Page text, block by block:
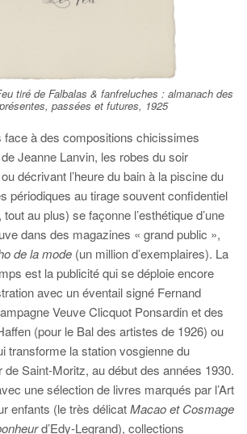
tiré de Falbalas & fanfreluches : almanach des
passées et futures, 1925
face à des compositions chicissimes
Jeanne Lanvin, les robes du soir
décrivant l’heure du bain à la piscine du
périodiques au tirage souvent confidentiel
au plus) se façonne l’esthétique d’une
dans des magazines « grand public »,
de la mode (un million d’exemplaires). La
est la publicité qui se déploie encore
avec un éventail signé Fernand
Veuve Clicquot Ponsardin et des
(pour le Bal des artistes de 1926) ou
transforme la station vosgienne du
Saint-Moritz, au début des années 1930.
une sélection de livres marqués par l’Art
enfants (le très délicatMacao et Cosmage
d’Edy-Legrand), collections